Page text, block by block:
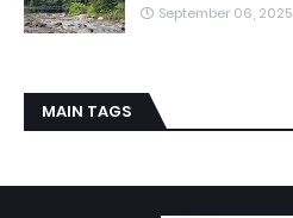
September 06, 2025
MAIN TAGS